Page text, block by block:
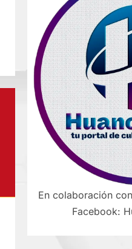
En colaboración
Facebook: